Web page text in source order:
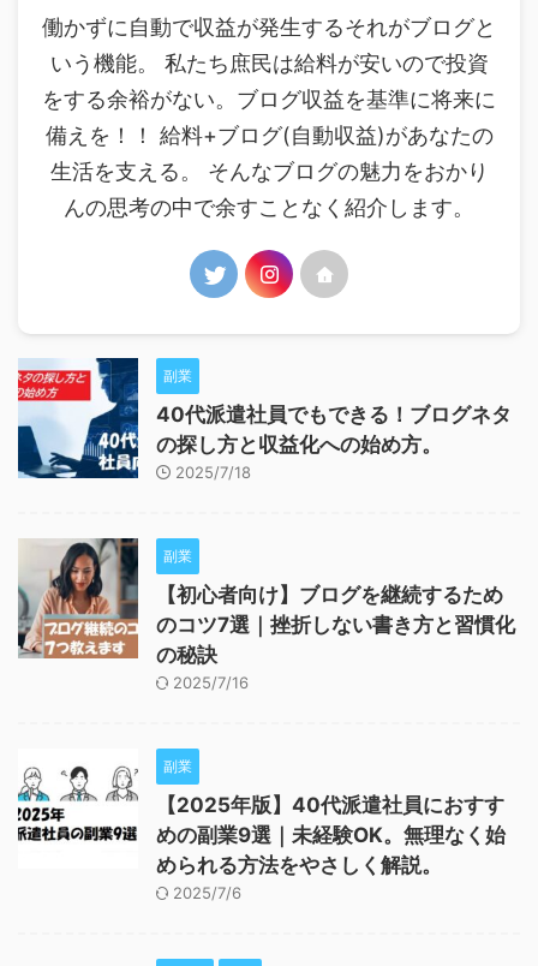
働かずに自動で収益が発生するそれがブログと
いう機能。 私たち庶民は給料が安いので投資
をする余裕がない。ブログ収益を基準に将来に
備えを！！ 給料+ブログ(自動収益)があなたの
生活を支える。 そんなブログの魅力をおかり
んの思考の中で余すことなく紹介します。
副業
40代派遣社員でもできる！ブログネタ
の探し方と収益化への始め方。
2025/7/18
副業
【初心者向け】ブログを継続するため
のコツ7選｜挫折しない書き方と習慣化
の秘訣
2025/7/16
副業
【2025年版】40代派遣社員におすす
めの副業9選｜未経験OK。無理なく始
められる方法をやさしく解説。
2025/7/6